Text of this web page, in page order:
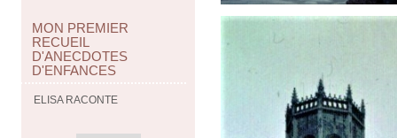
MON PREMIER
RECUEIL
D'ANECDOTES
D'ENFANCES
ELISA RACONTE